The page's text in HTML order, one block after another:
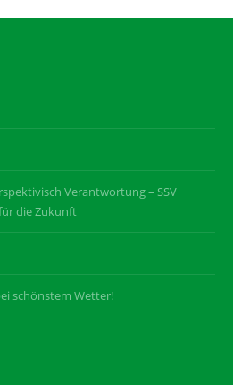
Verantwortung – SSV
die Zukunft
schönstem Wetter!